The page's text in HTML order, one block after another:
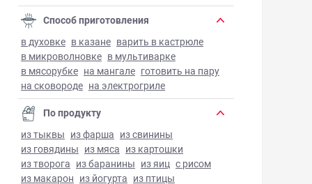
Способ приготовления
в духовке в казане варить в кастрюле
в микроволновке в мультиварке
в мясорубке на мангале готовить на пару
на сковороде на электрогриле
По продукту
из тыквы из фарша из свинины
из говядины из мяса из картошки
из творога из баранины из яиц с рисом
из макарон из йогурта из птицы